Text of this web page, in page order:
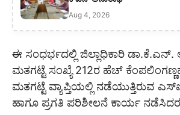
Aug 4, 2026
ಈ ಸಂಧರ್ಭದಲ್ಲಿ ಜಿಲ್ಲಾಧಿಕಾರಿ ಡಾ.ಕೆ.ಎನ್.
ಮತಗಟ್ಟೆ ಸಂಖ್ಯೆ 212ರ ಹೆಚ್
ಮತಗಟ್ಟೆ ವ್ಯಾಪ್ತಿಯಲ್ಲಿ ನಡೆಯುತ್ತಿರುವ
ಹಾಗೂ ಪ್ರಗತಿ ಪರಿಶೀಲನೆ ಕಾರ್ಯ